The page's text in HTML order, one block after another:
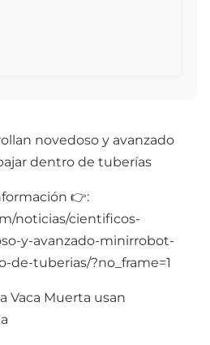
novedoso y avanzado
dentro de tuberías
👉:
noticias/cientificos-
y-avanzado-minirrobot-
de-tuberias/?no_frame=1
Vaca Muerta usan